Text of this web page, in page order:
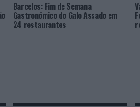
Barcelos: Fim de Semana
Gastronómico do Galo Assado em
24 restaurantes